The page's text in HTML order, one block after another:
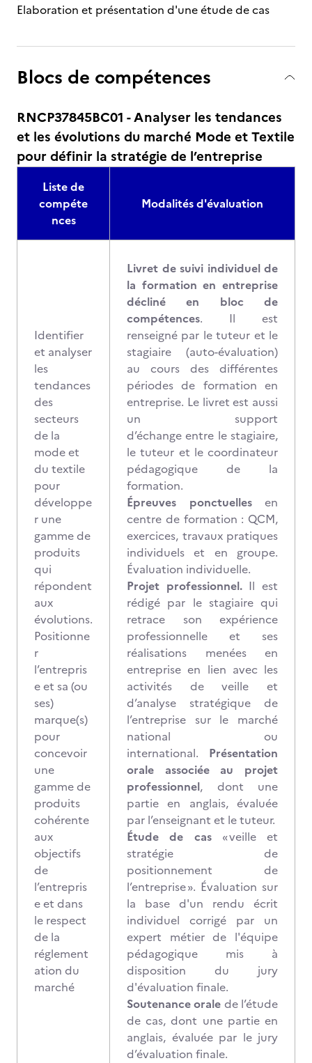
Elaboration et présentation d'une étude de cas
Blocs de compétences
RNCP37845BC01 - Analyser les tendances
et les évolutions du marché Mode et Textile
pour définir la stratégie de l’entreprise
Liste de
compéte
nces
Modalités d'évaluation
Identifier
et analyser
les
tendances
des
secteurs
de la
mode et
du textile
pour
développe
r une
gamme de
produits
qui
répondent
aux
évolutions.
Positionne
r
l’entrepris
e et sa (ou
ses)
marque(s)
pour
concevoir
une
gamme de
produits
cohérente
aux
objectifs
de
l’entrepris
e et dans
le respect
de la
réglement
ation du
marché
Livret de suivi individuel de
la formation en entreprise
décliné en bloc de
compétences. Il est
renseigné par le tuteur et le
stagiaire (auto-évaluation)
au cours des différentes
périodes de formation en
entreprise. Le livret est aussi
un support
d’échange entre le stagiaire,
le tuteur et le coordinateur
pédagogique de la
formation.
Épreuves ponctuellesen
centre de formation : QCM,
exercices, travaux pratiques
individuels et en groupe.
Évaluation individuelle.
Projet professionnel. Il est
rédigé par le stagiaire qui
retrace son expérience
professionnelle et ses
réalisations menées en
entreprise en lien avec les
activités de veille et
d’analyse stratégique de
l’entreprise sur le marché
national ou
international. Présentation
orale associée au projet
professionnel, dont une
partie en anglais, évaluée
par l’enseignant et le tuteur.
Étude de cas« veille et
stratégie de
positionnement de
l’entreprise ». Évaluation sur
la base d'un rendu écrit
individuel corrigé par un
expert métier de l'équipe
pédagogique mis à
disposition du jury
d'évaluation finale.
Soutenance orale de l’étude
de cas, dont une partie en
anglais, évaluée par le jury
d’évaluation finale.